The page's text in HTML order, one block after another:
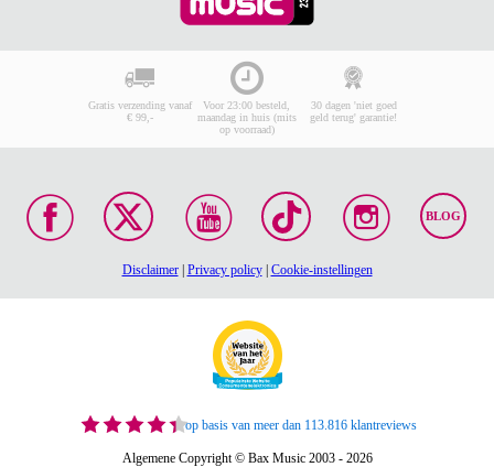
Gratis verzending vanaf
€ 99,-
Voor 23:00 besteld,
maandag in huis (mits
op voorraad)
30 dagen 'niet goed
geld terug' garantie!
BLOG
Disclaimer| Privacy policy| Cookie-instellingen
op basis van meer dan 113.816 klantreviews
Algemene Copyright © Bax Music 2003 - 2026